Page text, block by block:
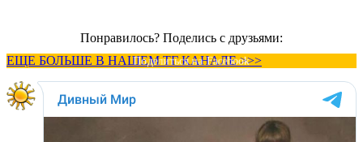
Понравилось? Поделись с друзьями:
ЕЩЕ БОЛЬШЕ В НАШЕМ ТГ КАНАЛЕ >>>